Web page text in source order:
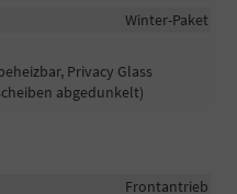
Winter-Paket
Privacy Glass
abgedunkelt)
Frontantrieb